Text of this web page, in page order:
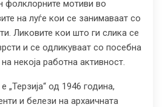
фолклорните мотиви во
на луѓе кои се занимаваат со
Ликовите кои што ги слика се
и се одликуваат со посебна
некоја работна активност.
„Терзија“ од 1946 година,
и белези на архаичната